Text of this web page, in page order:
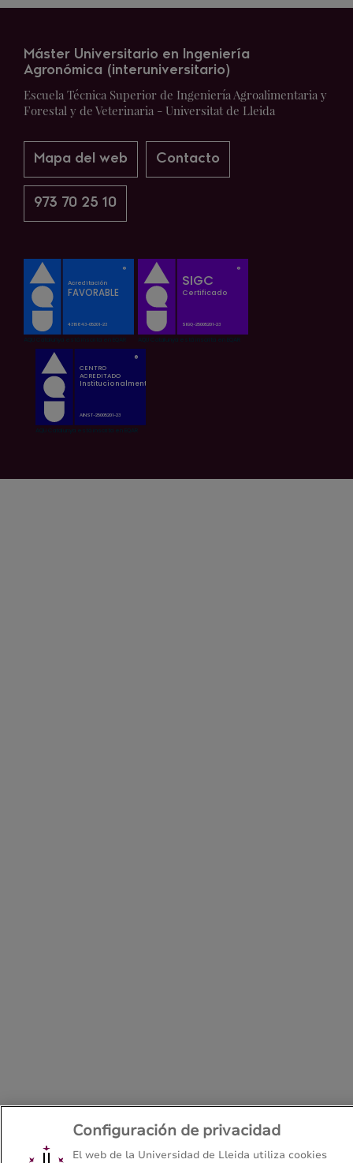
Máster Universitario en Ingeniería
Agronómica (interuniversitario)
Escuela Técnica Superior de Ingeniería Agroalimentaria y
Forestal y de Veterinaria - Universitat de Lleida
Mapa del web Contacto
973 70 25 10
Configuración de privacidad
El web de la Universidad de Lleida utiliza cookies